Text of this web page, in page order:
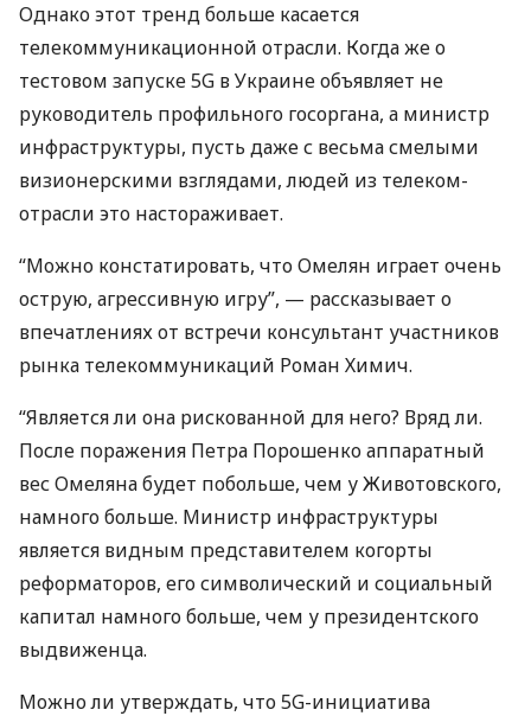
Однако этот тренд больше касается
телекоммуникационной отрасли. Когда же о
тестовом запуске 5G в Украине объявляет не
руководитель профильного госоргана, а министр
инфраструктуры, пусть даже с весьма смелыми
визионерскими взглядами, людей из телеком-
отрасли это настораживает.
“Можно констатировать, что Омелян играет очень
острую, агрессивную игру”, — рассказывает о
впечатлениях от встречи консультант участников
рынка телекоммуникаций Роман Химич.
“Является ли она рискованной для него? Вряд ли.
После поражения Петра Порошенко аппаратный
вес Омеляна будет побольше, чем у Животовского,
намного больше. Министр инфраструктуры
является видным представителем когорты
реформаторов, его символический и социальный
капитал намного больше, чем у президентского
выдвиженца.
Можно ли утверждать, что 5G-инициатива